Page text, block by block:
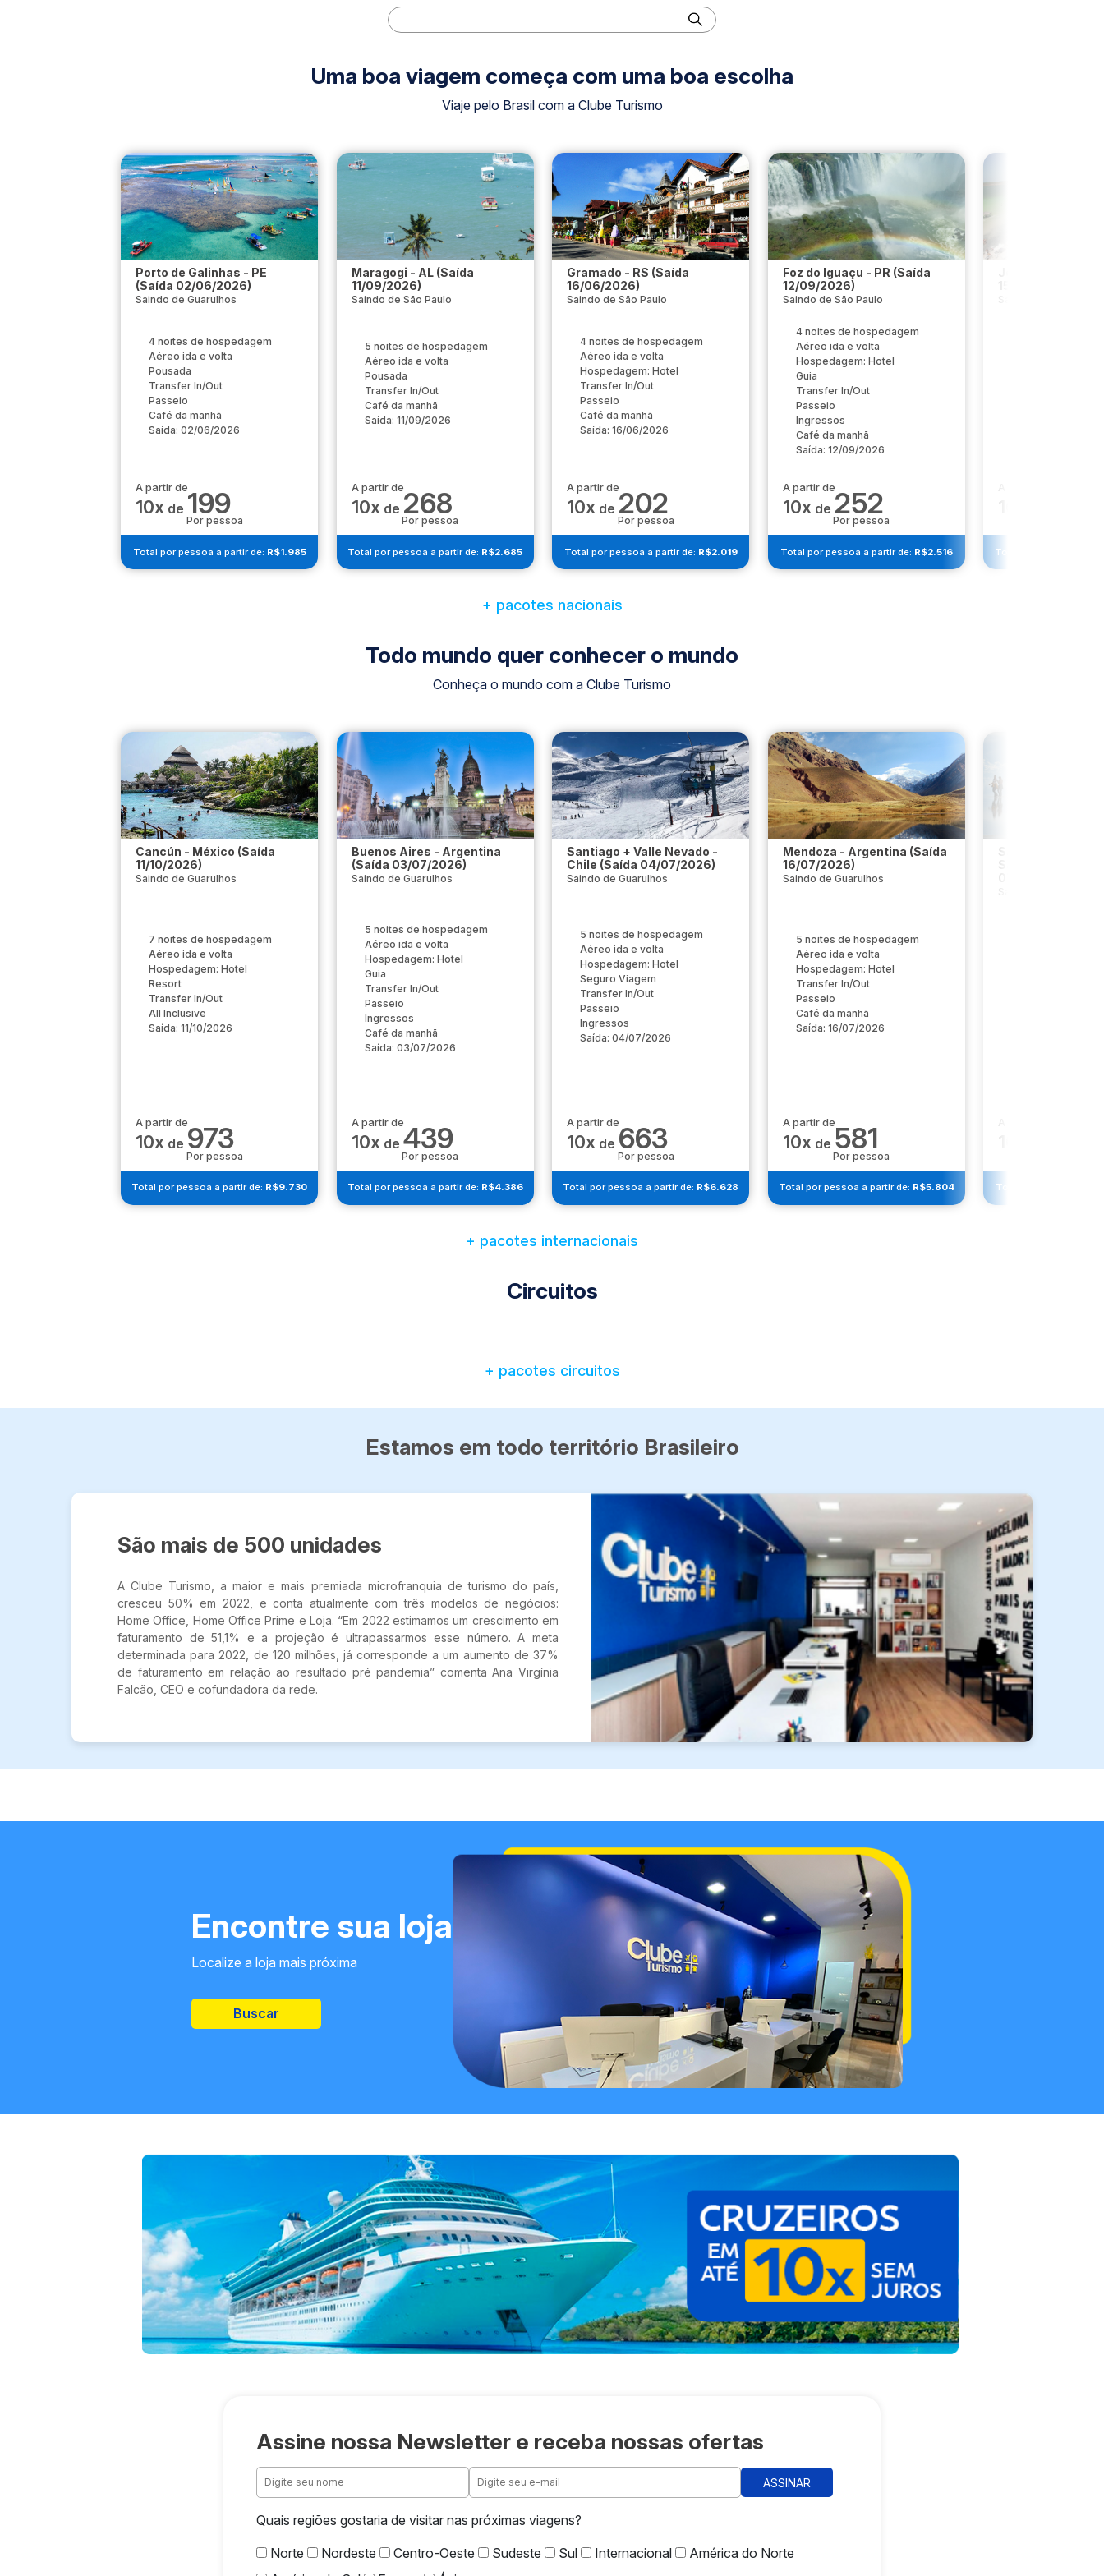
Uma boa viagem começa com uma boa escolha
Viaje pelo Brasil com a Clube Turismo
Porto de Galinhas - PE
(Saída 02/06/2026)
Saindo de Guarulhos
4 noites de hospedagem
Aéreo ida e volta
Pousada
Transfer In/Out
Passeio
Café da manhã
Saída: 02/06/2026
A partir de
10x de 199
Por pessoa
Total por pessoa a partir de: R$1.985
Maragogi - AL (Saída
11/09/2026)
Saindo de São Paulo
5 noites de hospedagem
Aéreo ida e volta
Pousada
Transfer In/Out
Café da manhã
Saída: 11/09/2026
A partir de
10xde 268
Por pessoa
Total por pessoa a partir de: R$2.685
Gramado - RS (Saída
16/06/2026)
Saindo de São Paulo
4 noites de hospedagem
Aéreo ida e volta
Hospedagem: Hotel
Transfer In/Out
Passeio
Café da manhã
Saída: 16/06/2026
A partir de
10x de 202
Por pessoa
Total por pessoa a partir de: R$2.019
Foz do Iguaçu - PR (Saída
12/09/2026)
Saindo de São Paulo
4 noites de hospedagem
Aéreo ida e volta
Hospedagem: Hotel
Guia
Transfer In/Out
Passeio
Ingressos
Café da manhã
Saída: 12/09/2026
A partir de
10xde 252
Por pessoa
Total por pessoa a partir de: R$2.516
Jericoacoara -
15/06/2026)
Total por pessoa a
+ pacotes nacionais
Todo mundo quer conhecer o mundo
Conheça o mundo com a Clube Turismo
Cancún - México (Saída
11/10/2026)
Saindo de Guarulhos
7 noites de hospedagem
Aéreo ida e volta
Hospedagem: Hotel
Resort
Transfer In/Out
All Inclusive
Saída: 11/10/2026
A partir de
10x de 973
Por pessoa
Total por pessoa a partir de: R$9.730
Buenos Aires - Argentina
(Saída 03/07/2026)
Saindo de Guarulhos
5 noites de hospedagem
Aéreo ida e volta
Hospedagem: Hotel
Guia
Transfer In/Out
Passeio
Ingressos
Café da manhã
Saída: 03/07/2026
A partir de
10xde 439
Por pessoa
Total por pessoa a partir de: R$4.386
Santiago + Valle Nevado -
Chile (Saída 04/07/2026)
Saindo de Guarulhos
5 noites de hospedagem
Aéreo ida e volta
Hospedagem: Hotel
Seguro Viagem
Transfer In/Out
Passeio
Ingressos
Saída: 04/07/2026
A partir de
10x de 663
Por pessoa
Total por pessoa a partir de: R$6.628
Mendoza - Argentina (Saída
16/07/2026)
Saindo de Guarulhos
5 noites de hospedagem
Aéreo ida e volta
Hospedagem: Hotel
Transfer In/Out
Passeio
Café da manhã
Saída: 16/07/2026
A partir de
10xde 581
Por pessoa
Total por pessoa a partir de: R$5.804
Salar de Uyuni
Sal) - Bolívia
07/11/2026)
Total por pessoa a
+ pacotes internacionais
Circuitos
+ pacotes circuitos
Estamos em todo território Brasileiro
São mais de 500 unidades
A Clube Turismo, a maior e mais premiada microfranquia de turismo do país,
cresceu 50% em 2022, e conta atualmente com três modelos de negócios:
Home Office, Home Office Prime e Loja. “Em 2022 estimamos um crescimento em
faturamento de 51,1% e a projeção é ultrapassarmos esse número. A meta
determinada para 2022, de 120 milhões, já corresponde a um aumento de 37%
de faturamento em relação ao resultado pré pandemia” comenta Ana Virgínia
Falcão, CEO e cofundadora da rede.
Encontre sua loja
Localize a loja mais próxima
Buscar
Assine nossa Newsletter e receba nossas ofertas
ASSINAR
Quais regiões gostaria de visitar nas próximas viagens?
Norte
Nordeste Centro-Oeste Sudeste Sul Internacional
América do Norte